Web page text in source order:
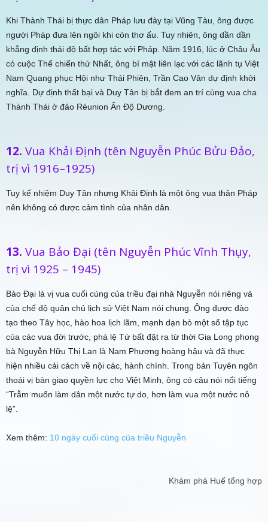
Khi Thành Thái bị thực dân Pháp lưu đày tại Vũng Tàu, ông được
người Pháp đưa lên ngôi khi còn thơ ấu. Tuy nhiên, ông dần dần
khẳng định thái độ bất hợp tác với Pháp. Năm 1916, lúc ở Châu Âu
có cuộc Thế chiến thứ Nhất, ông bí mật liên lạc với các lãnh tụ Việt
Nam Quang phục Hội như Thái Phiên, Trần Cao Vân dự định khởi
nghĩa. Dự định thất bại và Duy Tân bị bắt đem an trí cùng vua cha
Thành Thái ở đảo Réunion Ấn Độ Dương.
12. Vua Khải Định (tên Nguyễn Phúc Bửu Đảo,
trị vì 1916–1925)
Tuy kế nhiệm Duy Tân nhưng Khải Định là một ông vua thân Pháp
nên không có được cảm tình của nhân dân.
13. Vua Bảo Đại (tên Nguyễn Phúc Vĩnh Thụy,
trị vì 1925 – 1945)
Bảo Đại là vị vua cuối cùng của triều đại nhà Nguyễn nói riêng và
của chế độ quân chủ lịch sử Việt Nam nói chung. Ông được đào
tạo theo Tây học, hào hoa lịch lãm, mạnh dạn bỏ một số tập tục
của các vua đời trước, phá lệ Tứ bất đặt ra từ thời Gia Long phong
bà Nguyễn Hữu Thị Lan là Nam Phương hoàng hậu và đã thực
hiện nhiều cải cách về nội các, hành chính. Trong bản Tuyên ngôn
thoái vị bàn giao quyền lực cho Việt Minh, ông có câu nói nổi tiếng
“Trẫm muốn làm dân một nước tự do, hơn làm vua một nước nô
lệ”.
Xem thêm: 10 ngày cuối cùng của triều Nguyễn
Khám phá Huế tổng hợp